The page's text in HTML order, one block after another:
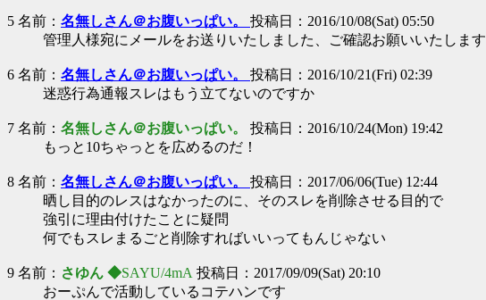
5 名前： 名無しさん＠お腹いっぱい。 投稿日：2016/10/08(Sat) 05:50
管理人様宛にメールをお送りいたしました、ご確認お願いいたします
6 名前： 名無しさん＠お腹いっぱい。 投稿日：2016/10/21(Fri) 02:39
迷惑行為通報スレはもう立てないのですか
7 名前： 名無しさん＠お腹いっぱい。 投稿日：2016/10/24(Mon) 19:42
もっと10ちゃっとを広めるのだ！
8 名前： 名無しさん＠お腹いっぱい。 投稿日：2017/06/06(Tue) 12:44
晒し目的のレスはなかったのに、そのスレを削除させる目的で
強引に理由付けたことに疑問
何でもスレまるごと削除すればいいってもんじゃない
9 名前： さゆん ◆SAYU/4mA 投稿日：2017/09/09(Sat) 20:10
おーぷんで活動しているコテハンです